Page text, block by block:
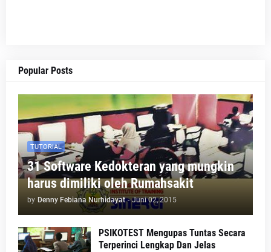
Popular Posts
TUTORIAL
31 Software Kedokteran yang mungkin
harus dimiliki oleh Rumahsakit
by Denny Febiana Nurhidayat - Juni 02, 2015
PSIKOTEST Mengupas Tuntas Secara
Terperinci Lengkap Dan Jelas